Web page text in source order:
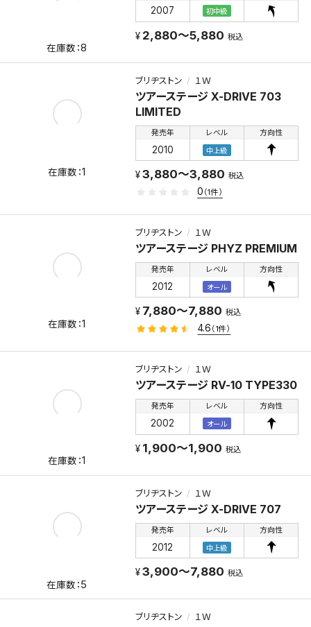
2007 初中級
8
2,880～5,880 税込
ブリヂストン １Ｗ
ツアーステージ X-DRIVE 703
LIMITED
発売年
2010
レベル
中上級
方向性
1 3,880～3,880 税込
0 （1件）
ブリヂストン １Ｗ
ツアーステージ PHYZ PREMIUM
発売年
2012
レベル
オール
方向性
1
7,880～7,880 税込
4.6 （1件）
ブリヂストン １Ｗ
ツアーステージ RV-10 TYPE330
発売年
2002
レベル
オール
方向性
1
1,900～1,900 税込
ブリヂストン １Ｗ
ツアーステージ X-DRIVE 707
発売年
2012
レベル
中上級
方向性
5
3,900～7,880 税込
ブリヂストン １Ｗ